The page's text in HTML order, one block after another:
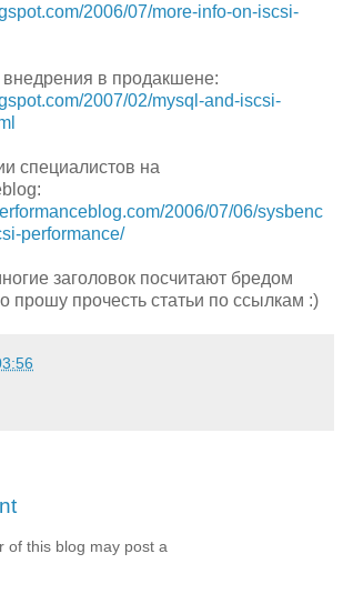
2006/07/more-info-on-iscsi-
внедрения в продакшене:
2007/02/mysql-and-iscsi-
специалистов на
2006/07/06/sysbenc
performance/
заголовок посчитают бредом
прошу прочесть статьи по ссылкам :)
of this blog may post a